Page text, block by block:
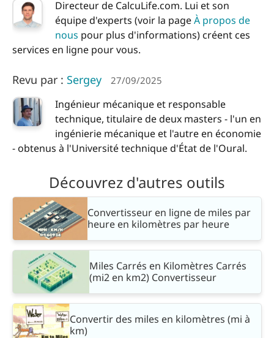
Directeur de CalcuLife.com. Lui et son
équipe d'experts (voir la pageÀ propos de
nous pour plus d'informations) créent ces
services en ligne pour vous.
Revu par : Sergey 27/09/2025
Ingénieur mécanique et responsable
technique, titulaire de deux masters - l'un en
ingénierie mécanique et l'autre en économie
- obtenus à l'Université technique d'État de l'Oural.
Découvrez d'autres outils
Convertisseur en ligne de miles par
heure en kilomètres par heure
Miles Carrés en Kilomètres Carrés
(mi2 en km2) Convertisseur
Convertir des miles en kilomètres (mi à
km)